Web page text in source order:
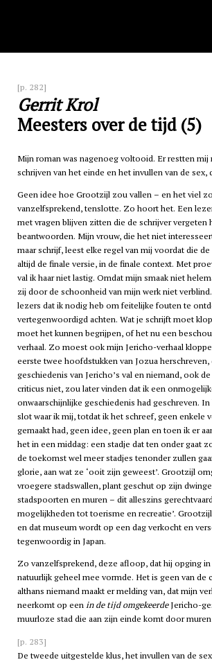
[p. 282]
Gerrit Krol
Meesters over de tijd (5)
Mijn roman was nagenoeg voltooid. Er restten mij
schrijven van het einde en het invullen van de sex,
Geen idee hoe Grootzijl zou vallen – en het viel
vanzelfsprekend, tenslotte. Zo hoort het. Een
met vragen blijven zitten die de schrijver vergeten
beantwoorden. Mijn vrouw, die het niet
maar schrijf, leest elke regel van mij voordat die
altijd de finale versie, in de finale context. Met
val ik haar niet lastig. Omdat mijn smaak niet
zij door de schoonheid van mijn werk niet
lezers dat ik nodig heb om feitelijke fouten te
vertegenwoordigd achten. Wat je schrijft moet
moet het kunnen begrijpen, of het nu een
verhaal. Zo moest ook mijn Jericho-verhaal
eerste twee hoofdstukken van Jozua
geschiedenis van Jericho’s val en niemand, ook
criticus niet, zou later vinden dat ik een
onwaarschijnlijke geschiedenis had geschreven.
slot waar ik mij, totdat ik het schreef, geen enkele
gemaakt had, geen idee, geen plan en toen ik er
het in een middag: een stadje dat ten onder gaat
de toekomst wel meer stadjes tenonder zullen
glorie, aan wat ze ‘ooit zijn geweest’. Grootzijl
vroegere stadswallen, plant geschut op zijn
stadspoorten en muren – dit alleszins
mogelijkheden tot toerisme en recreatie’.
en dat museum wordt op een dag verkocht en
tegenwoordig in Japan.
Zo vanzelfsprekend, deze afloop, dat hij opging
natuurlijk geheel mee vormde. Het is geen van de
althans niemand maakt er melding van, dat mijn
neerkomt op eenin de tijd omgekeerdeJericho-
muurloze stad die aan zijn einde komt door
[p. 283]
De tweede uitgestelde klus, het invullen van de